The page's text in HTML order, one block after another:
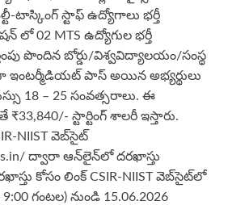
టాస్కింగ్ స్టాఫ్ ఉద్యోగాలు భర్తీ
లో 02 MTS ఉద్యోగుల భర్తీ
పొందిన బోర్డు/విశ్వవిద్యాలయం/సంస్థ
ఇంటర్మీడియట్ పాస్ అయిన అభ్యర్థులు
18 – 25 సంవత్సరాలు. ఈ
స్టార్టింగ్ శాలరీ ఇస్తారు.
NIIST వెబ్‌సైట్
ద్వారా ఆన్‌లైన్‌లో దరఖాస్తు
కోసం లింక్ CSIR-NIIST వెబ్‌సైట్‌లో
గంటల) నుండి 15.06.2026